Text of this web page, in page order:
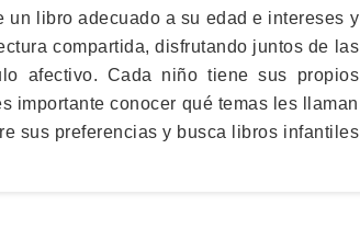
libro adecuado a su edad e intereses y
compartida, disfrutando juntos de las
afectivo. Cada niño tiene sus propios
importante conocer qué temas les llaman
sus preferencias y busca libros infantiles